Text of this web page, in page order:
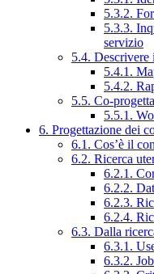
5.3.2.
5.3.3.
servizio
5.4.
5.4.1.
5.4.2.
5.5. Co-
5.5.1.
6. Progettazione dei
6.1. Cos’è il
6.2. Ricerca
6.2.1.
6.2.2.
6.2.3.
6.2.4.
6.3. Dalla
6.3.1.
6.3.2.